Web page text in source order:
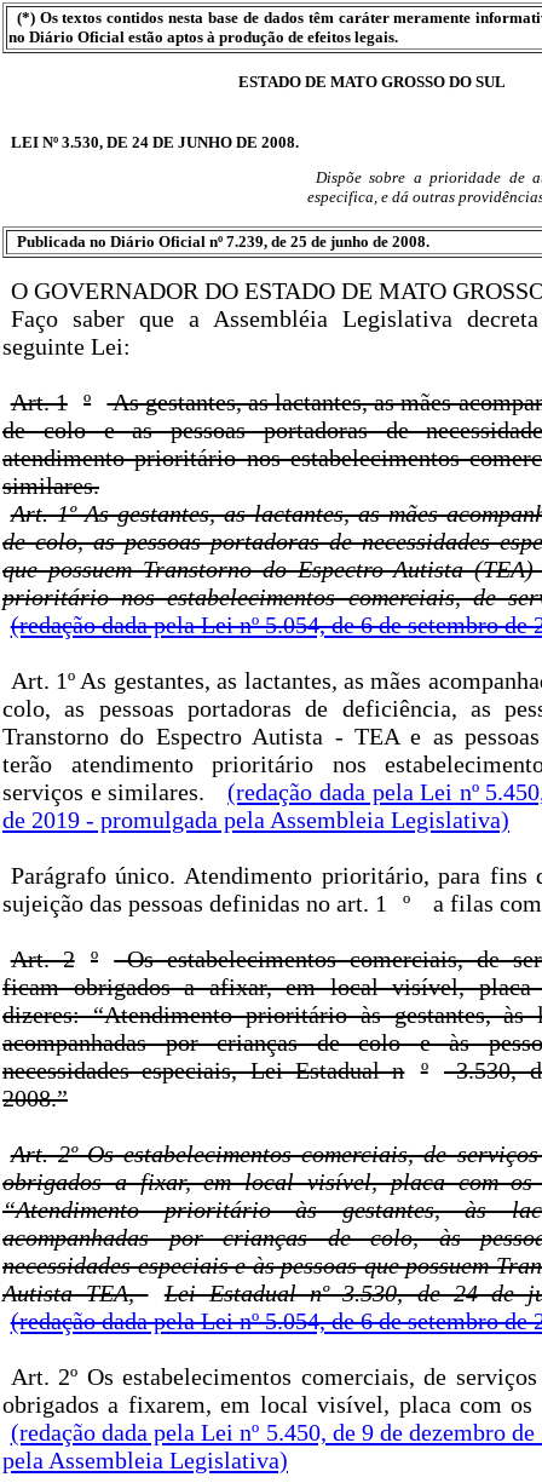
(*) Os textos contidos nesta base de dados têm caráter meramente
no Diário Oficial estão aptos à produção de efeitos legais.
ESTADO DE MATO GROSSO DO SUL
LEI Nº 3.530, DE 24 DE JUNHO DE 2008.
Dispõe sobre a prioridade de
especifica, e dá outras
Publicada no Diário Oficial nº 7.239, de 25 de junho de 2008.
O GOVERNADOR DO ESTADO DE MATO
Faço saber que a Assembléia Legislativa
seguinte Lei:
Art. 1 º
As gestantes, as lactantes, as mães
de colo e as pessoas portadoras de
atendimento prioritário nos estabelecimentos
similares.
Art. 1º As gestantes, as lactantes, as mães
de colo, as pessoas portadoras de necessidades
que possuem Transtorno do Espectro Autista
prioritário nos estabelecimentos comerciais, de
(redação dada pela Lei nº 5.054, de 6 de setembro de
Art. 1º As gestantes, as lactantes, as mães
colo, as pessoas portadoras de deficiência, as
Transtorno do Espectro Autista - TEA e as
terão atendimento prioritário nos
serviços e similares.
(redação dada pela Lei nº
de 2019 - promulgada pela Assembleia Legislativa)
Parágrafo único. Atendimento prioritário, para fins
sujeição das pessoas definidas no art. 1
º a filas
Art. 2 º
Os estabelecimentos comerciais, de
ficam obrigados a afixar, em local visível, placa
dizeres: “Atendimento prioritário às gestantes, às
acompanhadas por crianças de colo e às
necessidades especiais, Lei Estadual n
º
3.530,
2008.”
Art. 2º Os estabelecimentos comerciais, de
obrigados a fixar, em local visível, placa com os
“Atendimento prioritário às gestantes, às
acompanhadas por crianças de colo, às
necessidades especiais e às pessoas que possuem
Autista TEA,
Lei Estadual nº 3.530, de 24 de
(redação dada pela Lei nº 5.054, de 6 de setembro de
Art. 2º Os estabelecimentos comerciais, de
obrigados a fixarem, em local visível, placa com os
(redação dada pela Lei nº 5.450, de 9 de dezembro
pela Assembleia Legislativa)